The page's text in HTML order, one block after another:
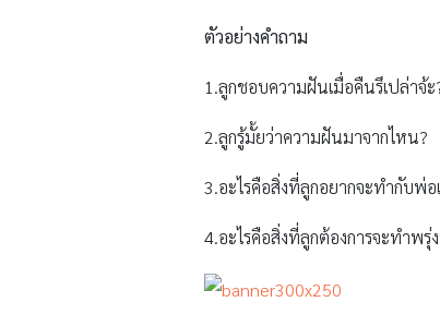
ตัวอย่างคำถาม
1.ลูกชอบความฝันเมื่อคืนรึเปล่าจ้ะ
2.ลูกรู้มั้ยว่าความฝันมาจากไหน?
3.อะไรคือสิ่งที่ลูกอยากจะทำกับพ่
4.อะไรคือสิ่งที่ลูกต้องการจะทำพรุ่